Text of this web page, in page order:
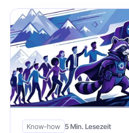
Know-how 5 Min. Lesezeit